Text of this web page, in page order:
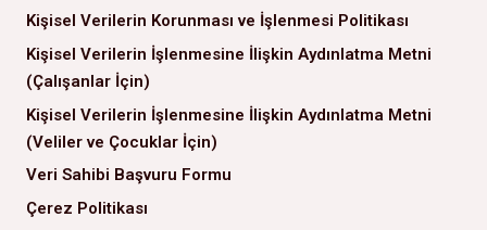
Kişisel Verilerin Korunması ve İşlenmesi Politikası
Kişisel Verilerin İşlenmesine İlişkin Aydınlatma Metni
(Çalışanlar İçin)
Kişisel Verilerin İşlenmesine İlişkin Aydınlatma Metni
(Veliler ve Çocuklar İçin)
Veri Sahibi Başvuru Formu
Çerez Politikası